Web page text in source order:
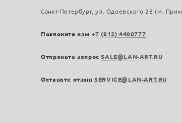
Санкт-Петербург, ул. Одоевского 28 (м.
Позвоните нам +7 (812) 4400777
Отправьте запросSALE@LAN-ART.RU
Оставьте отзывSERVICE@LAN-ART.RU